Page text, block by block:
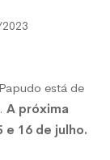
está de
A próxima
e 16 de julho.